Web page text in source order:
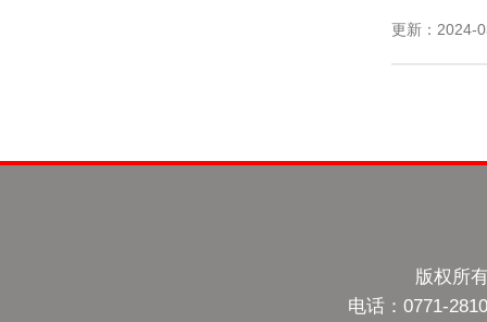
更新：2024-
版权所
电话：0771-